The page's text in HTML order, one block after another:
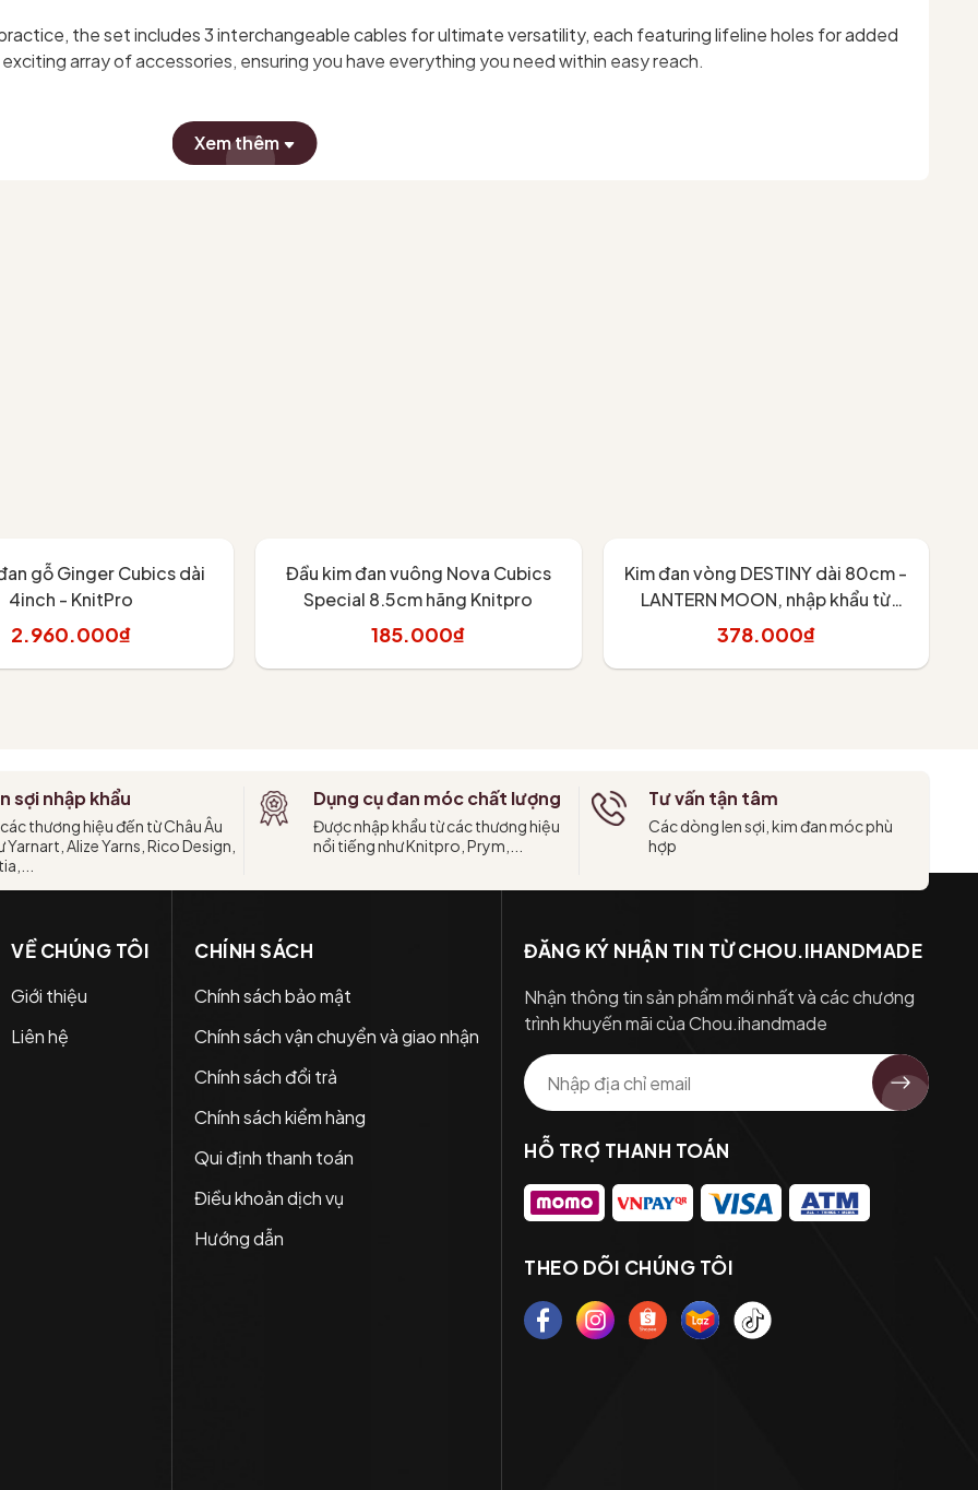
the set includes 3 interchangeable cables for ultimate versatility, each featuring lifeline holes for added
array of accessories, ensuring you have everything you need within easy reach.
#lensoi #hope #mindful #knitpro
Xem thêm
gỗ Ginger Cubics dài
4inch - KnitPro
2.960.000₫
Đầu kim đan vuông Nova Cubics
Special 8.5cm hãng Knitpro
185.000₫
Kim đan vòng DESTINY dài 80cm -
LANTERN MOON, nhập khẩu từ
KnitPro
378.000₫
sợi nhập khẩu
thương hiệu đến từ Châu Âu
Yarnart, Alize Yarns, Rico Design,
Dụng cụ đan móc chất lượng
Được nhập khẩu từ các thương hiệu
nổi tiếng như Knitpro, Prym,...
Tư vấn tận tâm
Các dòng len sợi, kim đan móc phù
hợp
VỀ CHÚNG TÔI
Giới thiệu
Liên hệ
CHÍNH SÁCH
Chính sách bảo mật
Chính sách vận chuyển và giao nhận
Chính sách đổi trả
Chính sách kiểm hàng
Qui định thanh toán
Điều khoản dịch vụ
Hướng dẫn
ĐĂNG KÝ NHẬN TIN TỪ CHOU.IHANDMADE
Nhận thông tin sản phẩm mới nhất và các chương
trình khuyến mãi của Chou.ihandmade
HỖ TRỢ THANH TOÁN
THEO DÕI CHÚNG TÔI